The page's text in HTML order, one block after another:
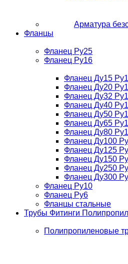
Арматура
Фланцы
Фланец Ру25
Фланец Ру16
Фланец Ду15
Фланец Ду20
Фланец Ду32
Фланец Ду40
Фланец Ду50
Фланец Ду65
Фланец Ду80
Фланец Ду100
Фланец Ду125
Фланец Ду150
Фланец Ду250
Фланец Ду300
Фланец Ру10
Фланец Ру6
Фланцы стальные
Трубы Фитинги
Полипропиленовые